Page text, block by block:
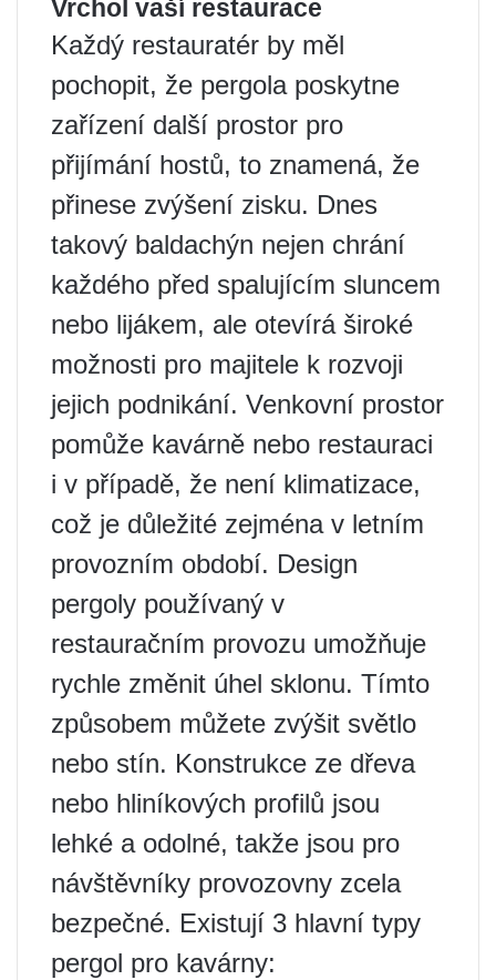
Vrchol vaší restaurace
Každý restauratér by měl
pochopit, že pergola poskytne
zařízení další prostor pro
přijímání hostů, to znamená, že
přinese zvýšení zisku. Dnes
takový baldachýn nejen chrání
každého před spalujícím sluncem
nebo lijákem, ale otevírá široké
možnosti pro majitele k rozvoji
jejich podnikání. Venkovní prostor
pomůže kavárně nebo restauraci
i v případě, že není klimatizace,
což je důležité zejména v letním
provozním období. Design
pergoly používaný v
restauračním provozu umožňuje
rychle změnit úhel sklonu. Tímto
způsobem můžete zvýšit světlo
nebo stín. Konstrukce ze dřeva
nebo hliníkových profilů jsou
lehké a odolné, takže jsou pro
návštěvníky provozovny zcela
bezpečné. Existují 3 hlavní typy
pergol pro kavárny: